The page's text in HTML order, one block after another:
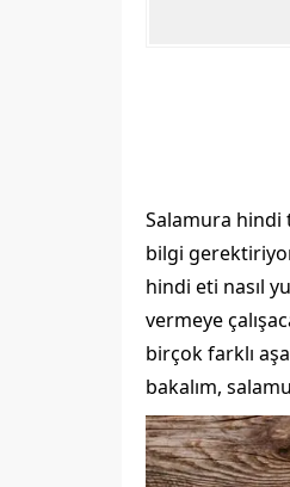
Salamura hindi
bilgi
hindi eti nasıl
vermeye
birçok farklı
bakalım,